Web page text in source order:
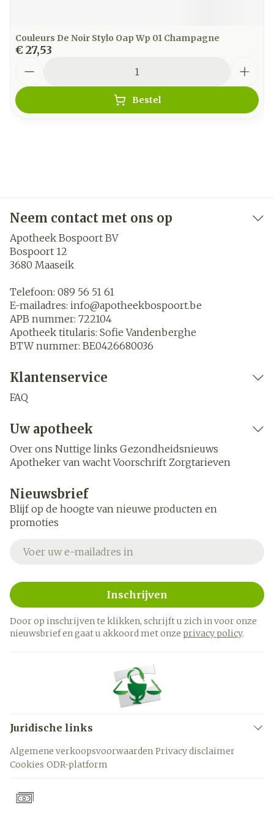
Couleurs De Noir Stylo Oap Wp 01 Champagne
€ 27,53
Bestel
Neem contact met ons op
Apotheek Bospoort BV
Bospoort 12
3680 Maaseik
Telefoon: 089 56 51 61
E-mailadres: info@apotheekbospoort.be
APB nummer: 722104
Apotheek titularis: Sofie Vandenberghe
BTW nummer: BE0426680036
Klantenservice
FAQ
Uw apotheek
Over ons Nuttige links Gezondheidsnieuws
Apotheker van wacht Voorschrift Zorgtarieven
Nieuwsbrief
Blijf op de hoogte van nieuwe producten en
promoties
Inschrijven
Door op inschrijven te klikken, schrijft u zich in voor onze
nieuwsbrief en gaat u akkoord met onze privacy policy.
Juridische links
Algemene verkoopsvoorwaarden Privacy disclaimer
Cookies ODR-platform